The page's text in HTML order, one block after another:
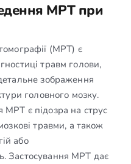
МРТ при
(МРТ) є
травм голови,
зображення
головного мозку.
є підозра на струс
травми, а також
або
Застосування МРТ дає